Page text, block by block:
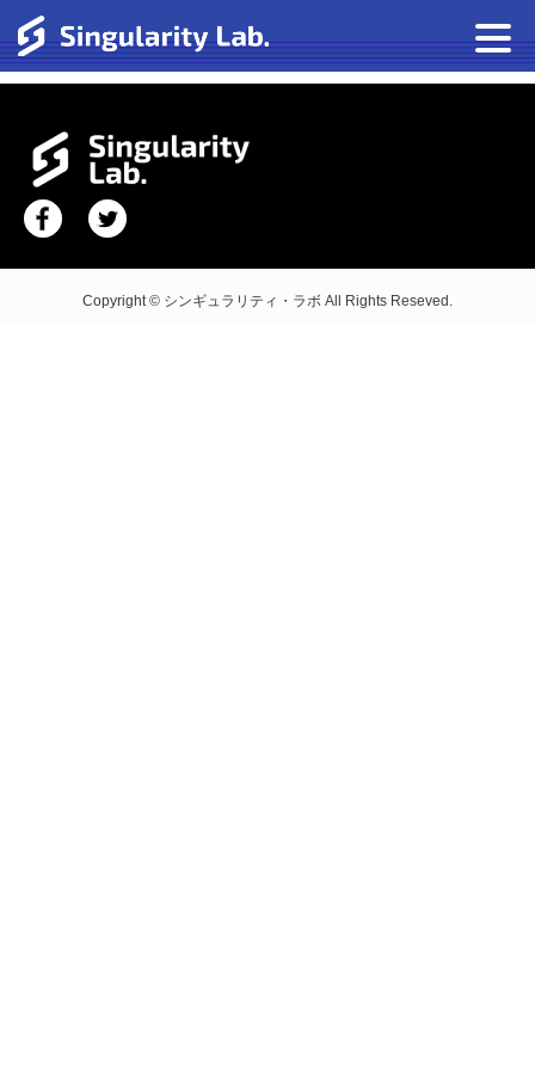
Copyright © シンギュラリティ・ラボ All Rights Reseved.